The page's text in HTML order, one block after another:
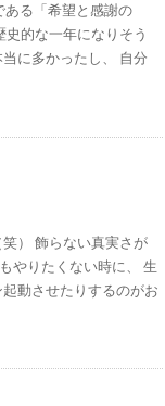
ある「希望と感謝の
的な一年になりそう
に多かったし、 自分
） 飾らない真実さが
やりたくない時に、 生
動させたりするのがお